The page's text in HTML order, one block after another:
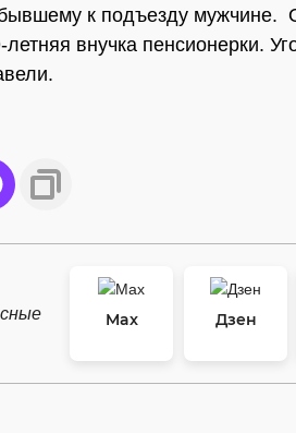
к подъезду мужчине.
внучка пенсионерки.
Max
Дзен